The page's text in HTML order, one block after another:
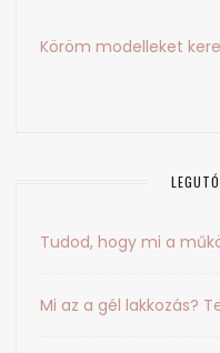
Köröm modelleket
Tudod, hogy mi a
Mi az a gél lakkozás?